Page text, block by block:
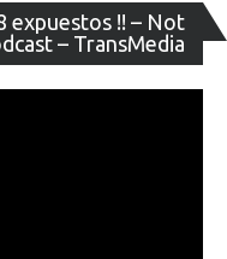
expuestos !! – Not
– TransMedia
de